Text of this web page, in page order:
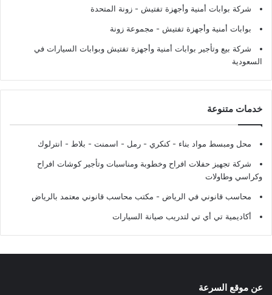
شركة بوابات أمنية وأجهزة تفتيش - زونة المتحدة
بوابات أمنية وأجهزة تفتيش - مجموعة زونة
شركة بيع وتأجير بوابات أمنية وأجهزة تفتيش وبوابات السيارات في
السعودية
خدمات متنوعة
محل ومبسط مواد بناء - كنكري - رمل - اسمنت - بلاط - انترلوك
شركة تجهيز حفلات افراح وخطوبة ومناسبات وتأجير كوشات افراح
وكراسي وطاولات
محاسب قانوني في الرياض - مكتب محاسب قانوني معتمد بالرياض
أكاديمية تي أي تي لتدريب صيانة السيارات
عن موقع السرعة